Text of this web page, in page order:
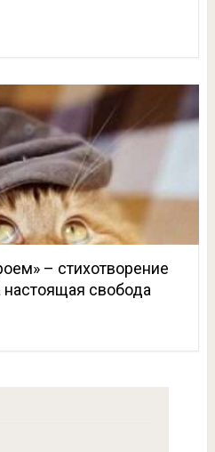
– стихотворение
настоящая свобода